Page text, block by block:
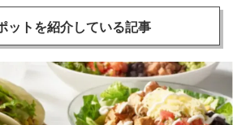
ットを紹介している記事